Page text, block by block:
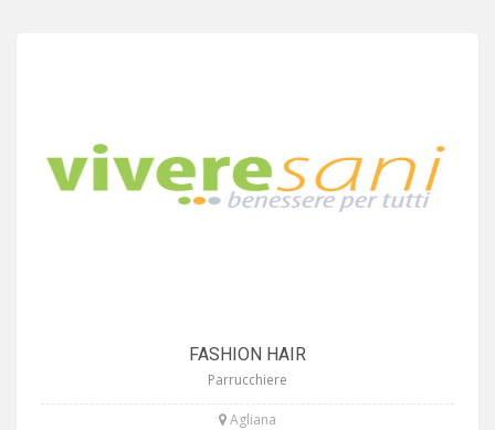
FASHION HAIR
Parrucchiere
Agliana